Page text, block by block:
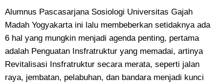
Alumnus Pascasarjana Sosiologi Universitas Gajah
Madah Yogyakarta ini lalu membeberkan setidaknya ada
6 hal yang mungkin menjadi agenda penting, pertama
adalah Penguatan Insfratruktur yang memadai, artinya
Revitalisasi Insfratruktur secara merata, seperti jalan
raya, jembatan, pelabuhan, dan bandara menjadi kunci